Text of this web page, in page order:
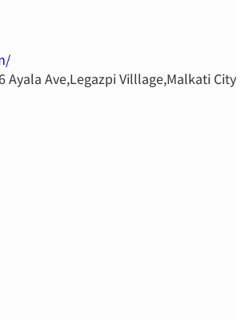
Ayala Ave,Legazpi Villlage,Malkati City